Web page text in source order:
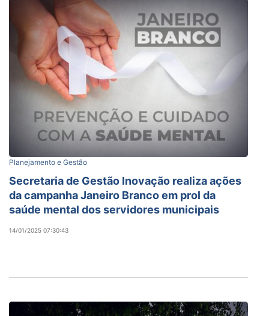
Planejamento e Gestão
Secretaria de Gestão Inovação realiza ações
da campanha Janeiro Branco em prol da
saúde mental dos servidores municipais
14/01/2025 07:30:43